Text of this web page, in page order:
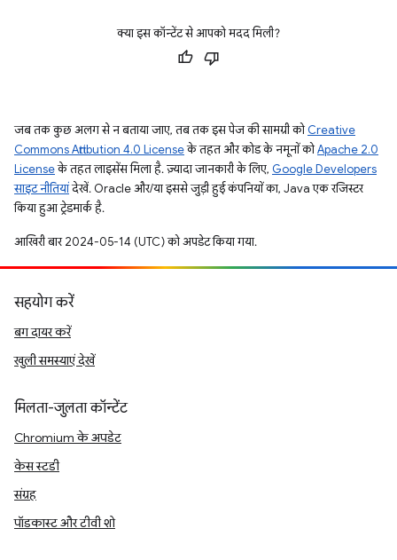
क्या इस कॉन्टेंट से आपको मदद मिली?
जब तक कुछ अलग से न बताया जाए, तब तक इस पेज की सामग्री कोCreative
Commons Attribution 4.0 Licenseके तहत और कोड के नमूनों कोApache 2.0
Licenseके तहत लाइसेंस मिला है. ज़्यादा जानकारी के लिए, Google Developers
साइट नीतियांदेखें. Oracle और/या इससे जुड़ी हुई कंपनियों का, Java एक रजिस्टर
किया हुआ ट्रेडमार्क है.
आखिरी बार 2024-05-14 (UTC) को अपडेट किया गया.
सहयोग करें
बग दायर करें
खुली समस्याएं देखें
मिलता-जुलता कॉन्टेंट
Chromium के अपडेट
केस स्टडी
संग्रह
पॉडकास्ट और टीवी शो